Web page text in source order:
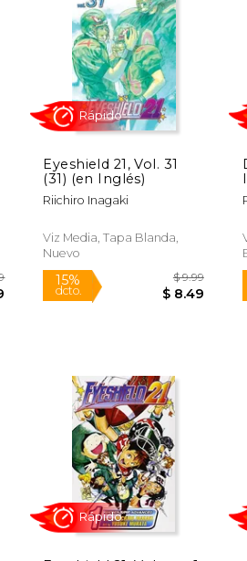
Eyeshield 21, Vol. 31
(31) (en Inglés)
Riichiro Inagaki
Viz Media, Tapa Blanda,
Nuevo
15%
dcto.